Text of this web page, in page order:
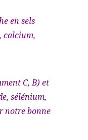
en sels
calcium,
C, B) et
sélénium,
notre bonne